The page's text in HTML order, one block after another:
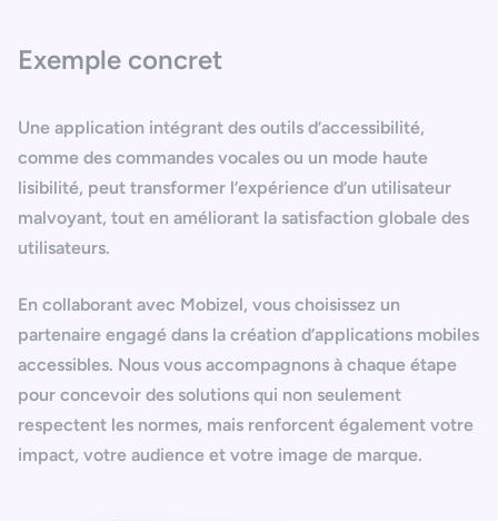
Exemple concret
Une application intégrant des outils d’accessibilité,
comme des commandes vocales ou un mode haute
lisibilité, peut transformer l’expérience d’un utilisateur
malvoyant, tout en améliorant la satisfaction globale des
utilisateurs.
En collaborant avec Mobizel, vous choisissez un
partenaire engagé dans la création d’applications mobiles
accessibles. Nous vous accompagnons à chaque étape
pour concevoir des solutions qui non seulement
respectent les normes, mais renforcent également votre
impact, votre audience et votre image de marque.